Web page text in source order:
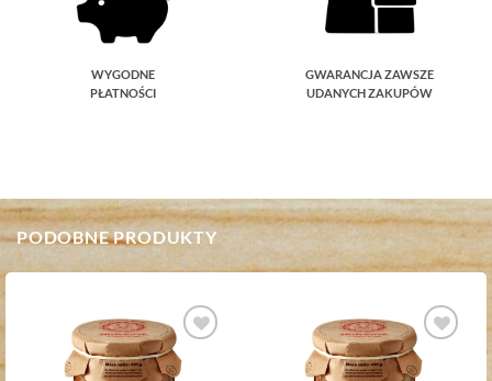
WYGODNE
PŁATNOŚCI
GWARANCJA ZAWSZE
UDANYCH ZAKUPÓW
PODOBNE PRODUKTY
Dodaj do
ulubionych
Dodaj do
ulubionych